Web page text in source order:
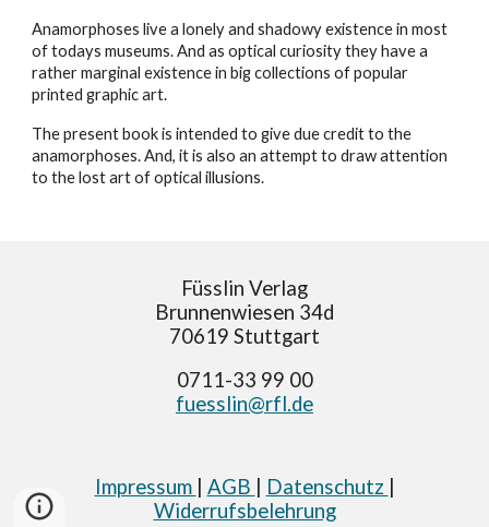
Anamorphoses live a lonely and shadowy existence in most
of todays museums. And as optical curiosity they have a
rather marginal existence in big collections of popular
printed graphic art.
The present book is intended to give due credit to the
anamorphoses. And, it is also an attempt to draw attention
to the lost art of optical illusions.
Füsslin Verlag
Brunnenwiesen 34d
70619 Stuttgart
0711-33 99 00
fuesslin@rfl.de
Impressum AGB Datenschutz
Widerrufsbelehrung